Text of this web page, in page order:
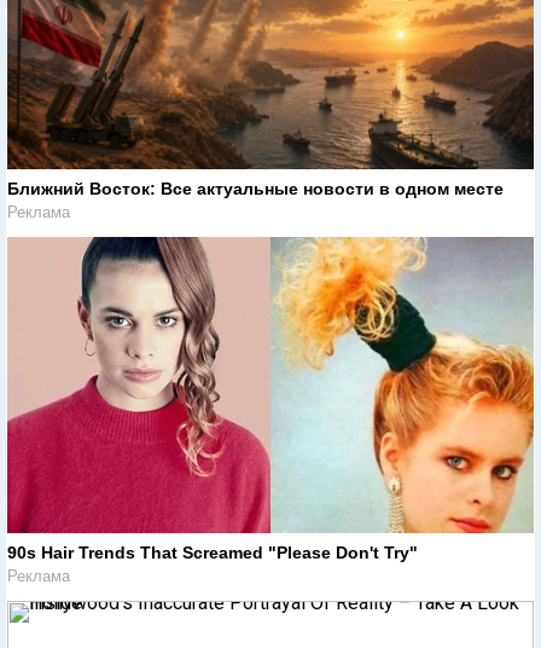
Ближний Восток: Все актуальные новости в одном месте
Реклама
90s Hair Trends That Screamed "Please Don't Try"
Реклама